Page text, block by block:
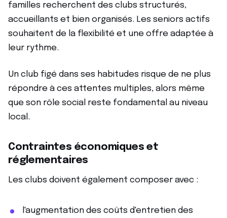
familles recherchent des clubs structurés,
accueillants et bien organisés. Les seniors actifs
souhaitent de la flexibilité et une offre adaptée à
leur rythme.
Un club figé dans ses habitudes risque de ne plus
répondre à ces attentes multiples, alors même
que son rôle social reste fondamental au niveau
local.
Contraintes économiques et
réglementaires
Les clubs doivent également composer avec :
l'augmentation des coûts d'entretien des